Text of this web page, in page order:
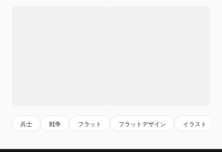
兵士 戦争 フラット フラットデザイン イラスト